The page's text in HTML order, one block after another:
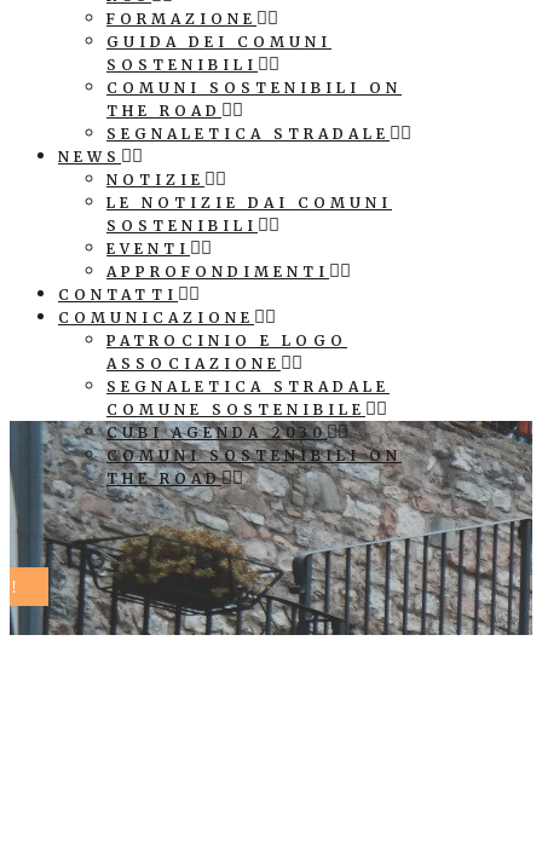
FORMAZIONE
GUIDA DEI COMUNI
SOSTENIBILI
COMUNI SOSTENIBILI ON
THE ROAD
SEGNALETICA STRADALE
NEWS
NOTIZIE
LE NOTIZIE DAI COMUNI
SOSTENIBILI
EVENTI
APPROFONDIMENTI
CONTATTI
COMUNICAZIONE
PATROCINIO E LOGO
ASSOCIAZIONE
SEGNALETICA STRADALE
COMUNE SOSTENIBILE
CUBI AGENDA 2030
COMUNI SOSTENIBILI ON
THE ROAD